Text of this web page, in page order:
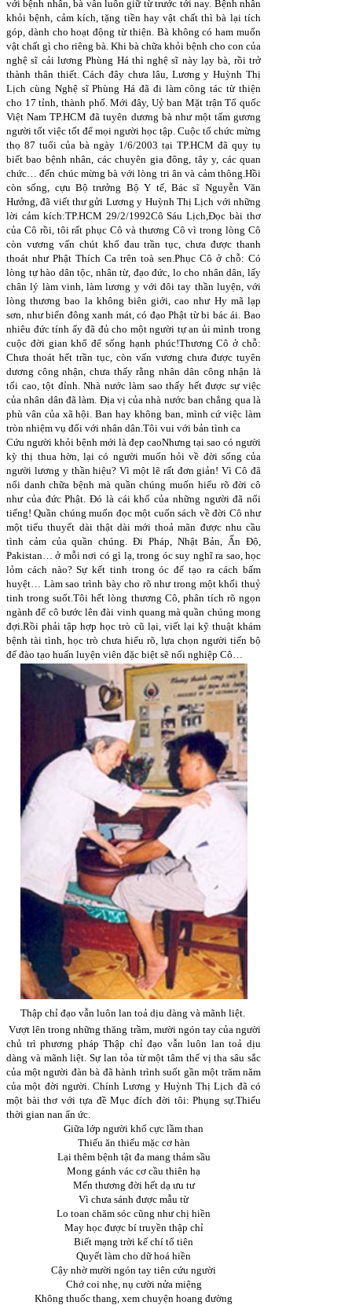
với bệnh nhân, bà vẫn luôn giữ từ trước tới nay. Bệnh nhân
khỏi bệnh, cảm kích, tặng tiền hay vật chất thì bà lại tích
góp, dành cho hoạt động từ thiện. Bà không có ham muốn
vật chất gì cho riêng bà. Khi bà chữa khỏi bệnh cho con của
nghệ sĩ cải lương Phùng Há thì nghệ sĩ này lạy bà, rồi trở
thành thân thiết. Cách đây chưa lâu, Lương y Huỳnh Thị
Lịch cùng Nghệ sĩ Phùng Há đã đi làm công tác từ thiện
cho 17 tỉnh, thành phố. Mới đây, Uỷ ban Mặt trận Tổ quốc
Việt Nam TP.HCM đã tuyên dương bà như một tấm gương
người tốt việc tốt để mọi người học tập. Cuộc tổ chức mừng
thọ 87 tuổi của bà ngày 1/6/2003 tại TP.HCM đã quy tụ
biết bao bệnh nhân, các chuyên gia đông, tây y, các quan
chức… đến chúc mừng bà với lòng tri ân và cảm thông.Hồi
còn sống, cựu Bộ trưởng Bộ Y tế, Bác sĩ Nguyễn Văn
Hưởng, đã viết thư gửi Lương y Huỳnh Thị Lịch với những
lời cảm kích:TP.HCM 29/2/1992Cô Sáu Lịch,Đọc bài thơ
của Cô rồi, tôi rất phục Cô và thương Cô vì trong lòng Cô
còn vương vấn chút khổ đau trần tục, chưa được thanh
thoát như Phật Thích Ca trên toà sen.Phục Cô ở chỗ: Có
lòng tự hào dân tộc, nhân từ, đạo đức, lo cho nhân dân, lấy
chân lý làm vinh, làm lương y với đôi tay thần luyện, với
lòng thương bao la không biên giới, cao như Hy mã lạp
sơn, như biển đông xanh mát, có đạo Phật từ bi bác ái. Bao
nhiêu đức tính ấy đã đủ cho một người tự an ủi mình trong
cuộc đời gian khổ để sống hạnh phúc!Thương Cô ở chỗ:
Chưa thoát hết trần tục, còn vấn vương chưa được tuyên
dương công nhận, chưa thấy rằng nhân dân công nhận là
tối cao, tột đỉnh. Nhà nước làm sao thấy hết được sự việc
của nhân dân đã làm. Địa vị của nhà nước ban chẳng qua là
phù vân của xã hội. Ban hay không ban, mình cứ việc làm
tròn nhiệm vụ đối với nhân dân.Tôi vui với bản tình ca
Cứu người khỏi bệnh mới là đẹp caoNhưng tại sao có người
kỳ thị thua hờn, lại có người muốn hỏi về đời sống của
người lương y thần hiệu? Vì một lẽ rất đơn giản! Vì Cô đã
nổi danh chữa bệnh mà quần chúng muốn hiểu rõ đời cô
như của đức Phật. Đó là cái khổ của những người đã nổi
tiếng! Quần chúng muốn đọc một cuốn sách về đời Cô như
một tiểu thuyết dài thật dài mới thoả mãn được nhu cầu
tình cảm của quần chúng. Đi Pháp, Nhật Bản, Ấn Độ,
Pakistan… ở mỗi nơi có gì lạ, trong óc suy nghĩ ra sao, học
lỏm cách nào? Sự kết tinh trong óc để tạo ra cách bấm
huyệt… Làm sao trình bày cho rõ như trong một khối thuỷ
tinh trong suốt.Tôi hết lòng thương Cô, phân tích rõ ngọn
ngành để cô bước lên đài vinh quang mà quần chúng mong
đợi.Rồi phải tập hợp học trò cũ lại, viết lại kỹ thuật khám
bệnh tài tình, học trò chưa hiểu rõ, lựa chọn người tiến bộ
để đào tạo huấn luyện viên đặc biệt sẽ nối nghiệp Cô…
Thập chỉ đạo vẫn luôn lan toả dịu dàng và mãnh liệt.
Vượt lên trong những thăng trầm, mười ngón tay của người
chủ trì phương pháp Thập chỉ đạo vẫn luôn lan toả dịu
dàng và mãnh liệt. Sự lan tỏa từ một tâm thế vị tha sâu sắc
của một người đàn bà đã hành trình suốt gần một trăm năm
của một đời người. Chính Lương y Huỳnh Thị Lịch đã có
một bài thơ với tựa đề Mục đích đời tôi: Phụng sự.Thiếu
thời gian nan ẩn ức.
Giữa lớp người khổ cực lầm than
Thiếu ăn thiếu mặc cơ hàn
Lại thêm bệnh tật đa mang thảm sầu
Mong gánh vác cơ cầu thiên hạ
Mến thương đời hết dạ ưu tư
Vì chưa sánh được mẫu từ
Lo toan chăm sóc cũng như chị hiền
May học được bí truyền thập chỉ
Biết mạng trời kế chí tổ tiên
Quyết làm cho dữ hoá hiền
Cậy nhờ mười ngón tay tiên cứu người
Chớ coi nhẹ, nụ cười nửa miệng
Không thuốc thang, xem chuyện hoang đường